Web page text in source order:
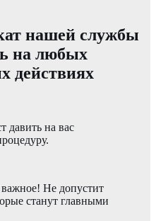
нашей службы
на любых
действиях
давить на вас
Не допустит
станут главными